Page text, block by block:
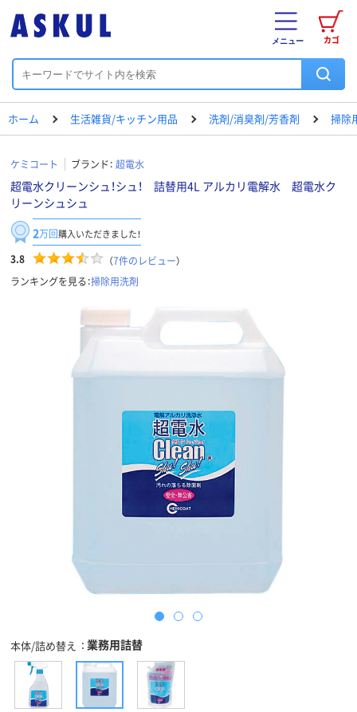
カゴ
メニュー
ホーム 生活雑貨/キッチン用品 洗剤/消臭剤/芳香剤 掃除
ケミコート ブランド： 超電水
超電水クリーンシュ！シュ！ 詰替用4L アルカリ電解水 超電水ク
リーンシュシュ
2万回購入いただきました！
3.8 （7件のレビュー）
ランキングを見る：掃除用洗剤
本体/詰め替え 業務用詰替